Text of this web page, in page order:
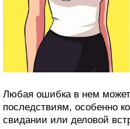
Любая ошибка в нем
последствиям, особенно
свидании или деловой